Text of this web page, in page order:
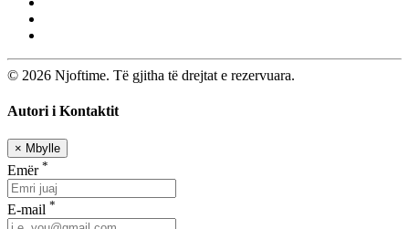
© 2026 Njoftime. Të gjitha të drejtat e rezervuara.
Autori i Kontaktit
× Mbylle
Emër *
E-mail *